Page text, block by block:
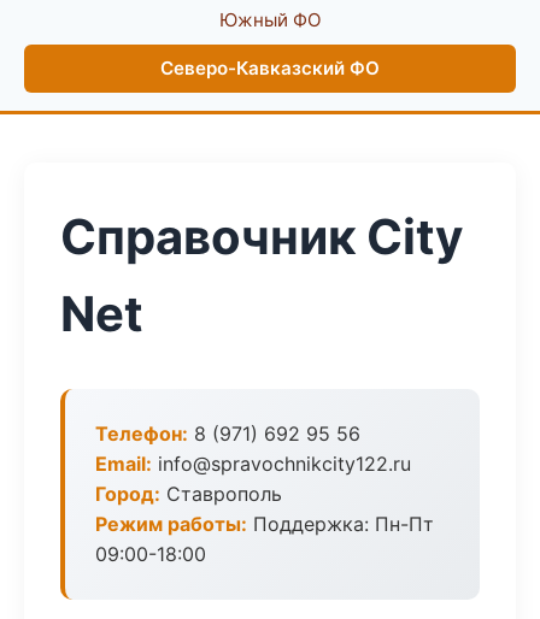
Южный ФО
Северо-Кавказский ФО
Справочник City
Net
Телефон: 8 (971) 692 95 56
Email: info@spravochnikcity122.ru
Город: Ставрополь
Режим работы: Поддержка: Пн-Пт
09:00-18:00